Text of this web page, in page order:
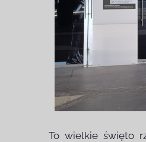
To wielkie święto